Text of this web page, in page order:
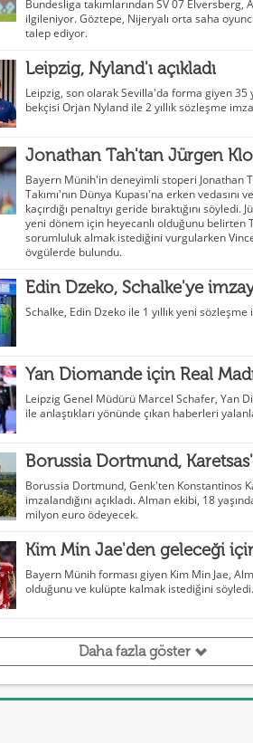
Bundesliga takımlarından SV 07 Elversberg,
ilgileniyor. Göztepe, Nijeryalı orta saha
talep ediyor.
Leipzig, Nyland'ı açıkladı
Leipzig, son olarak Sevilla'da forma giyen 35
bekçisi Orjan Nyland ile 2 yıllık sözleşme
Jonathan Tah'tan Jürgen
Bayern Münih'in deneyimli stoperi Jonathan
Takımı'nın Dünya Kupası'na erken vedasını
kaçırdığı penaltıyı geride bıraktığını
yeni dönem için heyecanlı olduğunu belirten
sorumluluk almak istediğini vurgularken
övgülerde bulundu.
Edin Dzeko, Schalke'ye
Schalke, Edin Dzeko ile 1 yıllık yeni sözleşme
Yan Diomande için Real
Leipzig Genel Müdürü Marcel Schafer, Yan
ile anlaştıkları yönünde çıkan haberleri
Borussia Dortmund,
Borussia Dortmund, Genk'ten Konstantinos
imzalandığını açıkladı. Alman ekibi, 18
milyon euro ödeyecek.
Kim Min Jae'den geleceği
Bayern Münih forması giyen Kim Min Jae,
olduğunu ve kulüpte kalmak istediğini söyledi.
Daha fazla göster